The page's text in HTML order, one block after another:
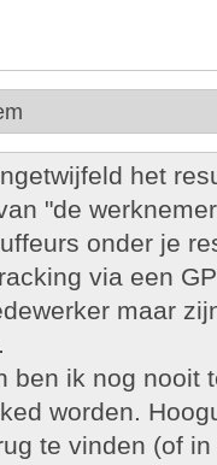
het
"de
onder je
via een
maar
ben ik nog nooit
worden.
te vinden (of